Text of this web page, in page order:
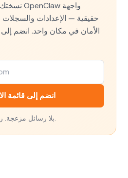
حقيقية — الإعدادات
الأمان في مكان واحد. انضم
انضم إلى قائمة
بلا رسائل مزعجة. رسالة واحدة عند الإصدار.